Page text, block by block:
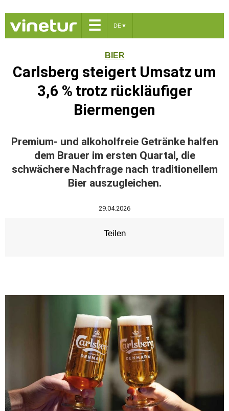
☰ DE▼
BIER
Carlsberg steigert Umsatz um
3,6 % trotz rückläufiger
Biermengen
Premium- und alkoholfreie Getränke halfen
dem Brauer im ersten Quartal, die
schwächere Nachfrage nach traditionellem
Bier auszugleichen.
29.04.2026
Teilen